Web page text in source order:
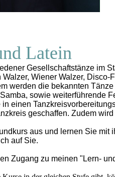
Latein
Gesellschaftstänze im
Wiener Walzer, Disco-
werden die bekannten
sowie weiterführende
einen
geschaffen. Zudem
aus und lernen Sie mit
auf Sie.
Zugang zu meinen "Lern-